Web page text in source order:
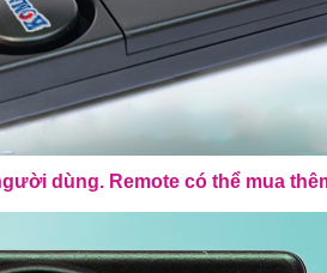
dùng. Remote có thể mua